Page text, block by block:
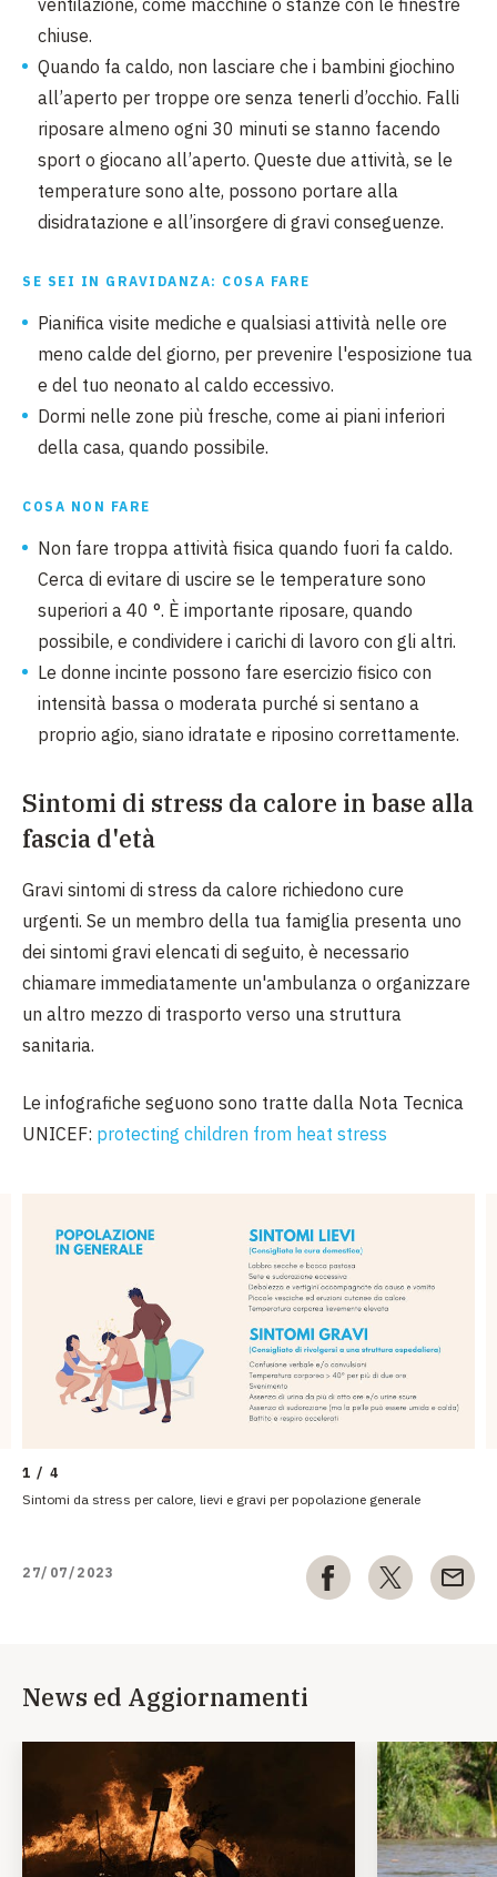
ventilazione, come macchine o stanze con le finestre
chiuse.
Quando fa caldo, non lasciare che i bambini giochino
all’aperto per troppe ore senza tenerli d’occhio. Falli
riposare almeno ogni 30 minuti se stanno facendo
sport o giocano all’aperto. Queste due attività, se le
temperature sono alte, possono portare alla
disidratazione e all’insorgere di gravi conseguenze.
SE SEI IN GRAVIDANZA: COSA FARE
Pianifica visite mediche e qualsiasi attività nelle ore
meno calde del giorno, per prevenire l'esposizione tua
e del tuo neonato al caldo eccessivo.
Dormi nelle zone più fresche, come ai piani inferiori
della casa, quando possibile.
COSA NON FARE
Non fare troppa attività fisica quando fuori fa caldo.
Cerca di evitare di uscire se le temperature sono
superiori a 40 °. È importante riposare, quando
possibile, e condividere i carichi di lavoro con gli altri.
Le donne incinte possono fare esercizio fisico con
intensità bassa o moderata purché si sentano a
proprio agio, siano idratate e riposino correttamente.
Sintomi di stress da calore in base alla
fascia d'età
Gravi sintomi di stress da calore richiedono cure
urgenti. Se un membro della tua famiglia presenta uno
dei sintomi gravi elencati di seguito, è necessario
chiamare immediatamente un'ambulanza o organizzare
un altro mezzo di trasporto verso una struttura
sanitaria.
Le infografiche seguono sono tratte dalla Nota Tecnica
UNICEF: protecting children from heat stress
1 / 4
Sintomi da stress per calore, lievi e gravi per popolazione generale
27/07/2023
News ed Aggiornamenti